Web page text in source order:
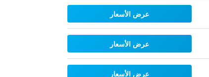
عرض الأسعار
عرض الأسعار
عرض الأسعار